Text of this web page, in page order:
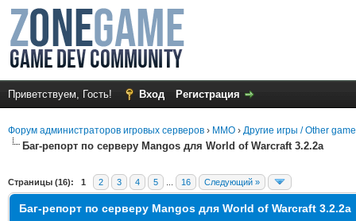
Приветствуем, Гость! Вход Регистрация
Форум администраторов игровых серверов › MMO › Другие игры / Other
Баг-репорт по серверу Mangos для World of Warcraft 3.2.2a
Страницы (16): 1 2 3 4 5 16 Следующий »
Баг-репорт по серверу Mangos для World of Warcraft 3.2.2a